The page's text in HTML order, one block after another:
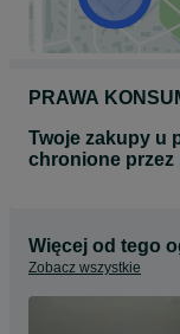
PRAWA
Twoje zakupy u
chronione
Więcej od tego
Zobacz wszystkie